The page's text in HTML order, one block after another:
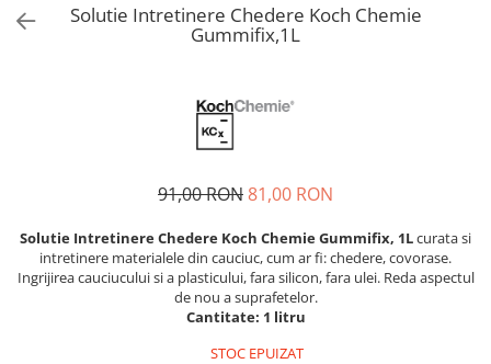
Solutie Intretinere Chedere Koch Chemie
Gummifix,1L
91,00 RON81,00 RON
Solutie Intretinere Chedere Koch Chemie Gummifix, 1Lcurata si
intretinere materialele din cauciuc, cum ar fi: chedere, covorase.
Ingrijirea cauciucului si a plasticului, fara silicon, fara ulei. Reda aspectul
de nou a suprafetelor.
Cantitate: 1 litru
STOC EPUIZAT